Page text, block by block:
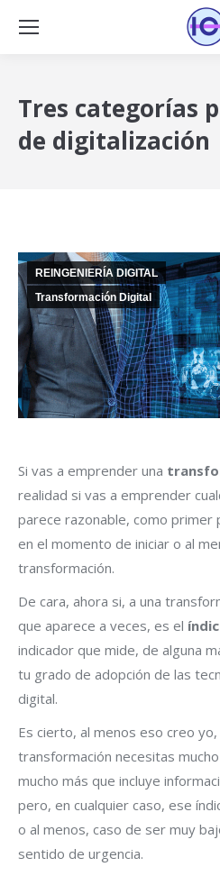
Tres categorías
de digitalización
REINGENIERÍA DIGITAL
Transformación Digital
Si vas a emprender una
realidad si vas a emprender
parece razonable, como primer
en el momento de iniciar o al
transformación.
De cara, ahora si, a una
que aparece a veces, es el
indicador que mide, de alguna
tu grado de adopción de las
digital.
Es cierto, al menos eso creo
transformación necesitas
mucho más que incluye
pero, en cualquier caso, ese
o al menos, caso de ser muy
sentido de urgencia.